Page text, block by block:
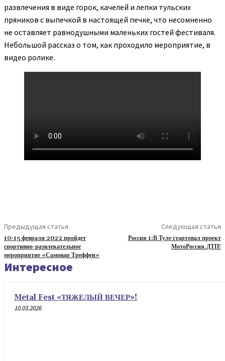
развлечения в виде горок, качелей и лепки тульских
пряников с выпечкой в настоящей печке, что несомненно
не оставляет равнодушными маленьких гостей фестиваля.
Небольшой рассказ о том, как проходило мероприятие, в
видео ролике.
Предыдущая статья
10-15 февраля 2022 пройдет
спортивно-развлекательное
мероприятие «Самовар Треффен»
Следующая статья
Россия 1:В Туле стартовал проект
МотоРоссия.ДТП!
Интересное
Metal Fest «ТЯЖЕЛЫЙ ВЕЧЕР»!
10.03.2026